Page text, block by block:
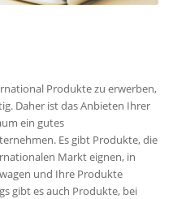
Produkte zu erwerben,
Daher ist das Anbieten Ihrer
ein gutes
Es gibt Produkte, die
Markt eignen, in
und Ihre Produkte
gibt es auch Produkte, bei